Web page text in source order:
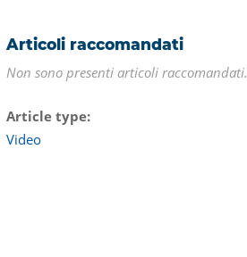
Articoli raccomandati
Non sono presenti articoli raccomandati.
Article type
Video